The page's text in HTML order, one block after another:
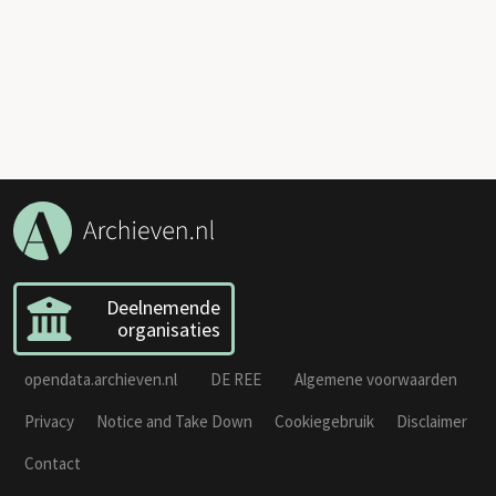
Deelnemende
organisaties
opendata.archieven.nl DE REE
Algemene voorwaarden
Privacy
Notice and Take Down Cookiegebruik
Disclaimer
Contact